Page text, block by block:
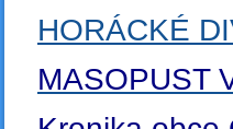
HORÁCKÉ
MASOPUST